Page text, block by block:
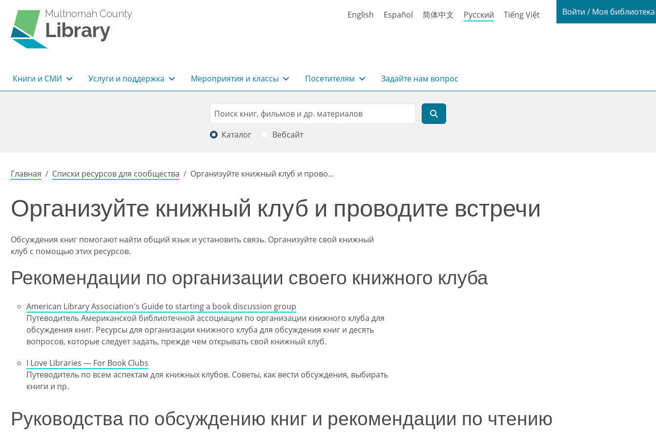
Multnomah County
Library
English Español 简体中文 Русский Tiếng Việt Login / My
Войти / Моя
Основная навигация
Книги и СМИ Услуги и поддержка Мероприятия и классы Посетителям Задайте нам вопрос
Search
Поиск
Каталог Вебсайт
Строка навигации
Главная Списки ресурсов для сообщества Организуйте книжный клуб и прово...
Организуйте книжный клуб и проводите встречи
Обсуждения книг помогают найти общий язык и установить связь. Организуйте свой книжный
клуб с помощью этих ресурсов.
Рекомендации по организации своего книжного клуба
American Library Association's Guide to starting a book discussion group
Путеводитель Американской библиотечной ассоциации по организации книжного клуба для
обсуждения книг. Ресурсы для организации книжного клуба для обсуждения книг и десять
вопросов, которые следует задать, прежде чем открывать свой книжный клуб.
I Love Libraries — For Book Clubs
Путеводитель по всем аспектам для книжных клубов. Советы, как вести обсуждения, выбирать
книги и пр.
Руководства по обсуждению книг и рекомендации по чтению